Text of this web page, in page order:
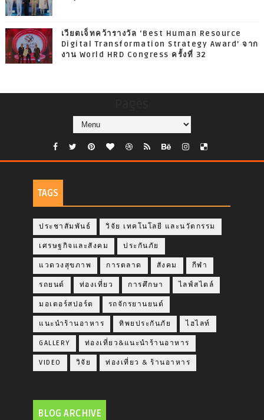
เวียตเจ็ทคว้ารางวัล ‘Best Human Resource
Digital Transformation Strategy Award’ จาก
งาน World HRD Congress ครั้งที่ 32
TAGS
ประชาสัมพันธ์ วิจัย เทคโนโลยี และนวัตกรรม
เศรษฐกิจและสังคม ประกันภัย
แวดวงสุขภาพ การตลาด สังคม กีฬา
รถยนต์ ท่องเที่ยว การศึกษา ไลฟ์สไตล์
มอเตอร์สปอร์ต รถจักรยานยนต์
แนะนำร้านอาหาร ทิพยประกันภัย ไฮไลท์
GALLERY ท่องเที่ยว&แนะนำร้านอาหาร
VIDEO วิจัย ท่องเที่ยว & ร้านอาหาร
BLOG ARCHIVE